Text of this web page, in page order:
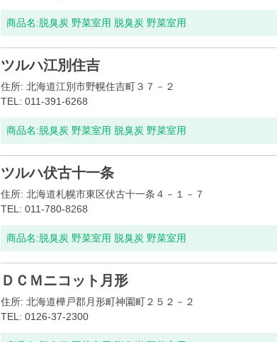
商品名:脱臭炭 野菜室用 脱臭炭 野菜室用
ツルハ江別住吉
住所: 北海道江別市野幌住吉町３７－２
TEL: 011-391-6268
商品名:脱臭炭 野菜室用 脱臭炭 野菜室用
ツルハ伏古十一条
住所: 北海道札幌市東区伏古十一条４－１－７
TEL: 011-780-8268
商品名:脱臭炭 野菜室用 脱臭炭 野菜室用
ＤＣＭニコット月形
住所: 北海道樺戸郡月形町神園町２５２－２
TEL: 0126-37-2300